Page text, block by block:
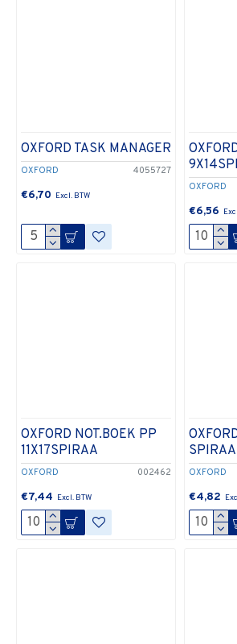
OXFORD 4055727
OXFORD TASK MANAGER
€6,70
OXFORD
€6,56
OXFORD 002462
OXFORD NOT.BOEK PP
11X17SPIRAA
€7,44
OXFORD
€4,82